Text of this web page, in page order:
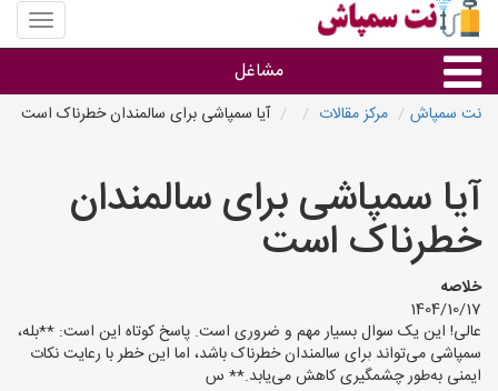
منوی
سایت
مشاغل
استان ها
نت سمپاش مرکز مقالات آیا سمپاشی برای سالمندان خطرناک است
آیا سمپاشی برای سالمندان
خطرناک است
خلاصه
1404/10/17
عالی! این یک سوال بسیار مهم و ضروری است. پاسخ کوتاه این است: **بله،
سمپاشی می‌تواند برای سالمندان خطرناک باشد، اما این خطر با رعایت نکات
ایمنی به‌طور چشمگیری کاهش می‌یابد.** س